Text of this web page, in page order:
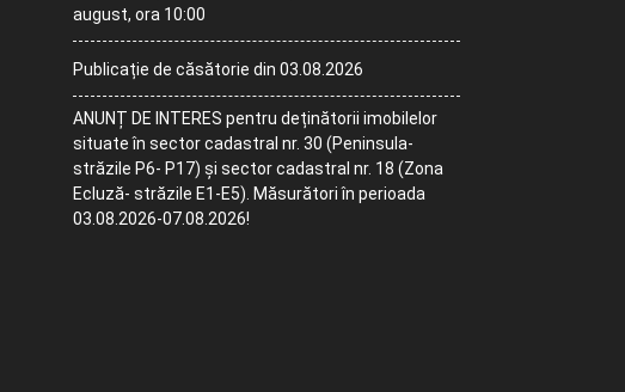
august, ora 10:00
Publicație de căsătorie din 03.08.2026
ANUNȚ DE INTERES pentru deținătorii imobilelor
situate în sector cadastral nr. 30 (Peninsula-
străzile P6- P17) și sector cadastral nr. 18 (Zona
Ecluză- străzile E1-E5). Măsurători în perioada
03.08.2026-07.08.2026!